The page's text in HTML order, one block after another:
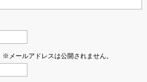
※メールアドレスは公開されません。